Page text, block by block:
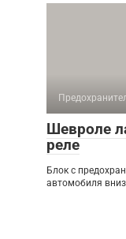
Шевроле
реле
Блок с
автомобиля